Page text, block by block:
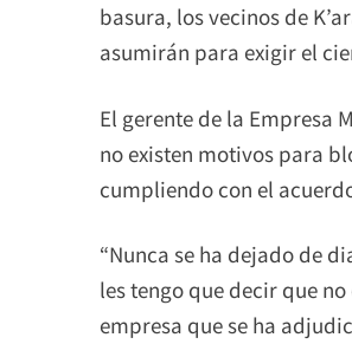
basura, los vecinos de
asumirán para exigir el
El gerente de la Empresa
no existen motivos para
cumpliendo con el
“Nunca se ha dejado de
les tengo que decir que
empresa que se ha